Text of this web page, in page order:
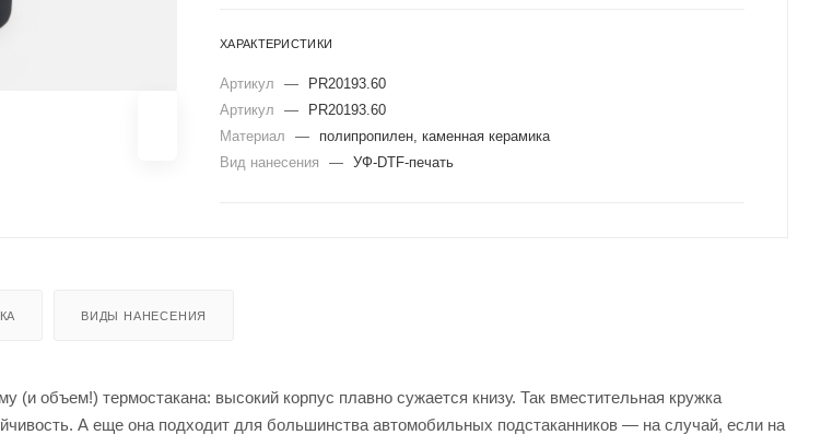
ХАРАКТЕРИСТИКИ
Артикул —
PR20193.60
Артикул
—
PR20193.60
Материал
—
полипропилен, каменная керамика
Вид нанесения
— УФ-DTF-печать
ВИДЫ НАНЕСЕНИЯ
объем!) термостакана: высокий корпус плавно сужается книзу. Так вместительная кружка
А еще она подходит для большинства автомобильных подстаканников — на случай, если на